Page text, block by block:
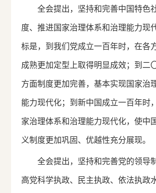
全会提出，坚持和完善中国特色
度、推进国家治理体系和治理能力现
标是，到我们党成立一百年时，在各
成熟更加定型上取得明显成效；到二
方面制度更加完善，基本实现国家治
能力现代化；到新中国成立一百年时
家治理体系和治理能力现代化，使中
义制度更加巩固、优越性充分展现。
全会提出，坚持和完善党的领导
高党科学执政、民主执政、依法执政